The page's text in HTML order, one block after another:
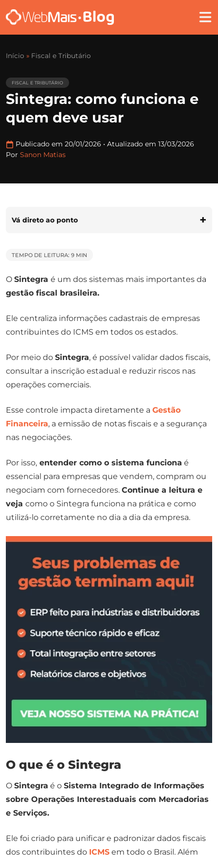
Início » Fiscal e Tributário
FISCAL E TRIBUTÁRIO
Sintegra: como funciona e
quem deve usar
Publicado em 20/01/2026 • Atualizado em 13/03/2026
Por Sanon Matias
Vá direto ao ponto
TEMPO DE LEITURA: 9 MIN
O Sintegra é um dos sistemas mais importantes da
gestão fiscal brasileira.
Ele centraliza informações cadastrais de empresas
contribuintes do ICMS em todos os estados.
Por meio do Sintegra, é possível validar dados fiscais,
consultar a inscrição estadual e reduzir riscos nas
operações comerciais.
Esse controle impacta diretamente a Gestão
Financeira, a emissão de notas fiscais e a segurança
nas negociações.
Por isso, entender como o sistema funciona é
essencial para empresas que vendem, compram ou
negociam com fornecedores. Continue a leitura e
veja como o Sintegra funciona na prática e como
utilizá-lo corretamente no dia a dia da empresa.
O que é o Sintegra
O Sintegra é o Sistema Integrado de Informações
sobre Operações Interestaduais com Mercadorias
e Serviços.
Ele foi criado para unificar e padronizar dados fiscais
dos contribuintes do ICMS em todo o Brasil. Além